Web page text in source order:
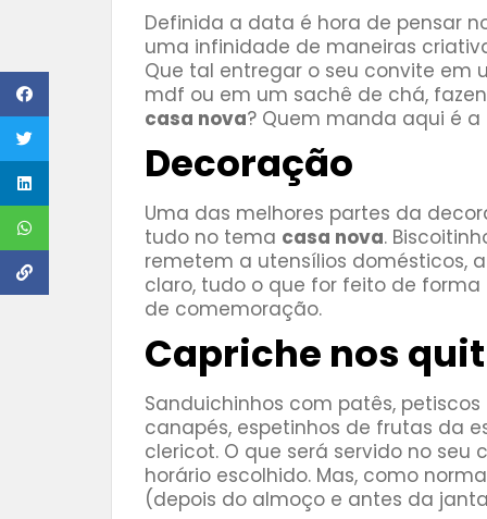
Definida a data é hora de pensar
uma infinidade de maneiras
Que tal entregar o seu convite
mdf ou em um sachê de chá,
casa nova? Quem manda aqui é
Decoração
Uma das melhores partes da
tudo no tema casa nova.
remetem a utensílios domésticos,
claro, tudo o que for feito de
de comemoração.
Capriche nos
Sanduichinhos com patês,
canapés, espetinhos de frutas da
clericot. O que será servido no
horário escolhido. Mas, como
(depois do almoço e antes da